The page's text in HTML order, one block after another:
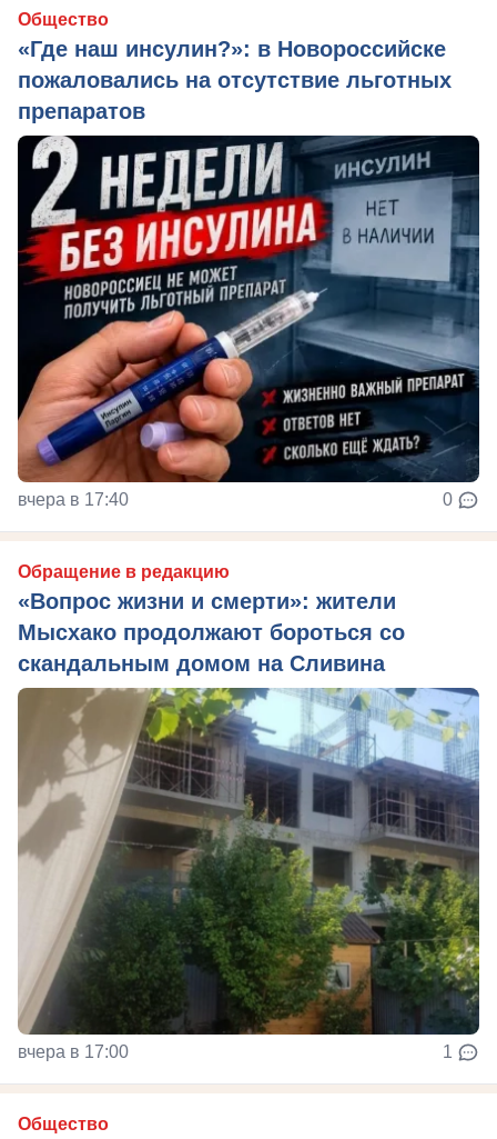
Общество
«Где наш инсулин?»: в Новороссийске
пожаловались на отсутствие льготных
препаратов
вчера в 17:40 0
Обращение в редакцию
«Вопрос жизни и смерти»: жители
Мысхако продолжают бороться со
скандальным домом на Сливина
вчера в 17:00 1
Общество